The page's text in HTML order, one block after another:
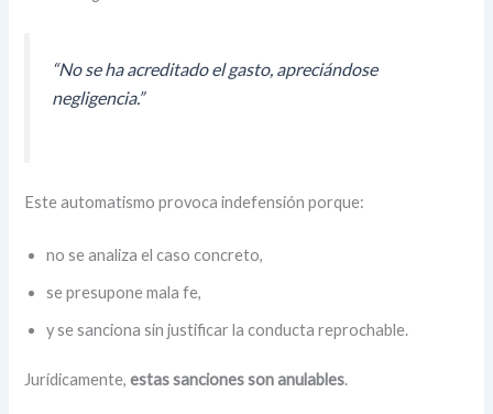
“No se ha acreditado el gasto, apreciándose
negligencia.”
Este automatismo provoca indefensión porque:
no se analiza el caso concreto,
se presupone mala fe,
y se sanciona sin justificar la conducta reprochable.
Jurídicamente,estas sanciones son anulables.